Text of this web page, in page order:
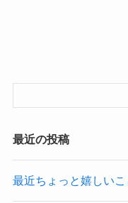
最近の投稿
最近ちょっと嬉しい